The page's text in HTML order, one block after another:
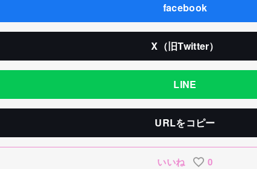
facebook
X（旧Twitter）
LINE
URLをコピー
いいね 0